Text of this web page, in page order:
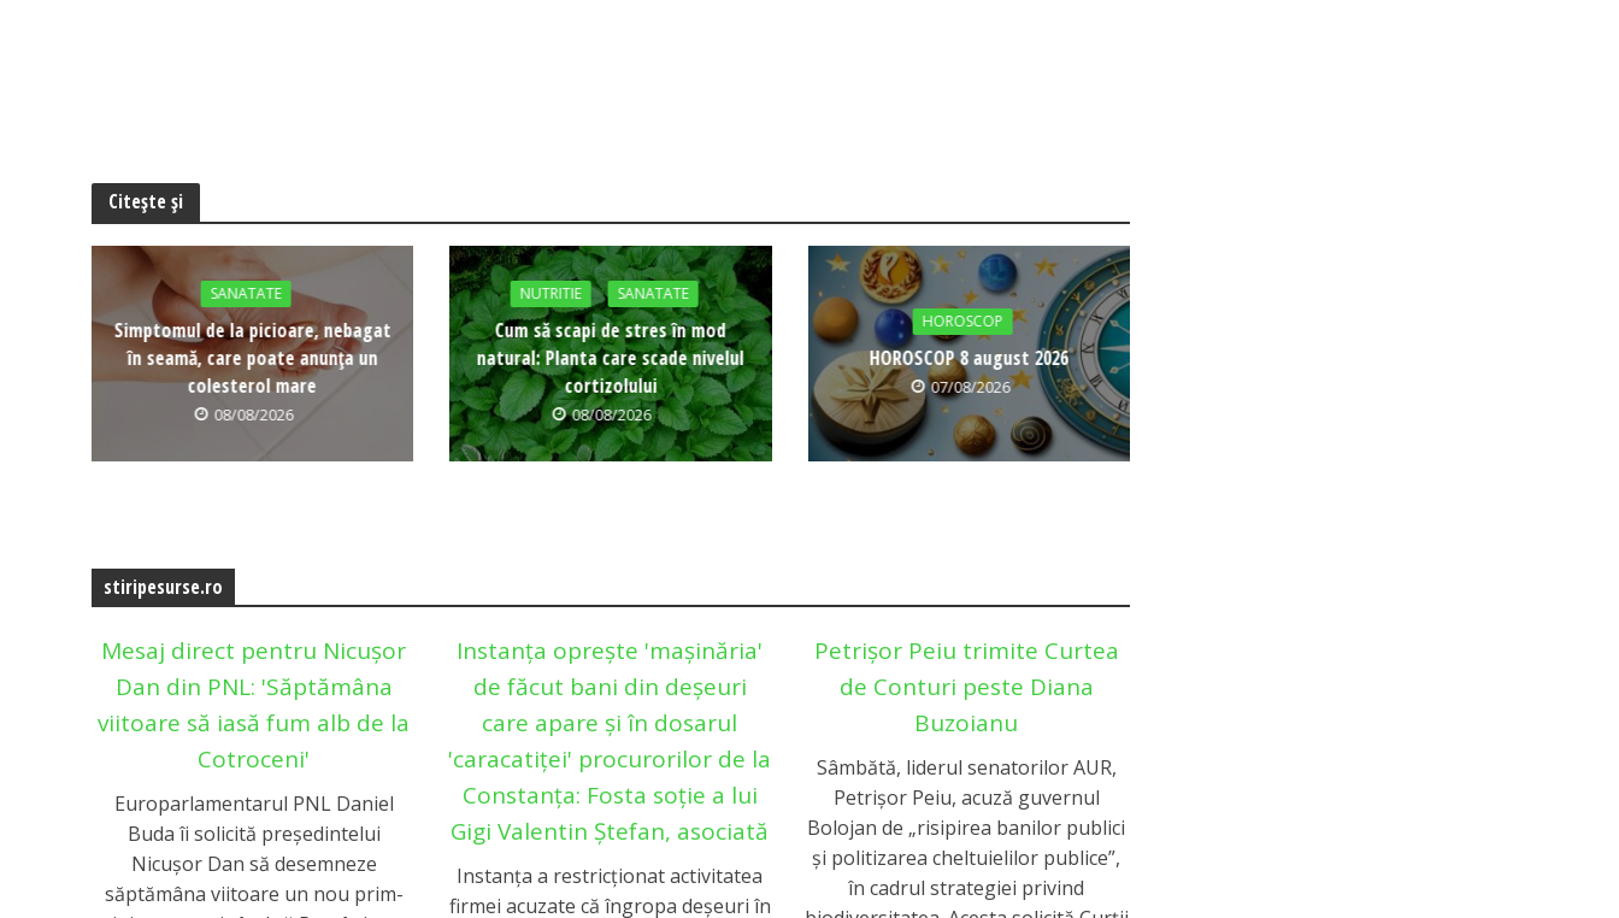
Citește și
SANATATE
Simptomul de la picioare, nebagat
în seamă, care poate anunța un
colesterol mare
08/08/2026
NUTRITIE SANATATE
Cum să scapi de stres în mod
natural: Planta care scade nivelul
cortizolului
08/08/2026
HOROSCOP
HOROSCOP 8 august 2026
07/08/2026
stiripesurse.ro
Mesaj direct pentru Nicușor
Dan din PNL: 'Săptămâna
viitoare să iasă fum alb de la
Cotroceni'
Europarlamentarul PNL Daniel
Buda îi solicită președintelui
Nicușor Dan să desemneze
săptămâna viitoare un nou prim-
Instanța oprește 'mașinăria'
de făcut bani din deșeuri
care apare și în dosarul
'caracatiței' procurorilor de la
Constanța: Fosta soție a lui
Gigi Valentin Ștefan, asociată
Instanța a restricționat activitatea
firmei acuzate că îngropa deșeuri în
Petrișor Peiu trimite Curtea
de Conturi peste Diana
Buzoianu
Sâmbătă, liderul senatorilor AUR,
Petrișor Peiu, acuză guvernul
Bolojan de „risipirea banilor publici
și politizarea cheltuielilor publice”,
în cadrul strategiei privind